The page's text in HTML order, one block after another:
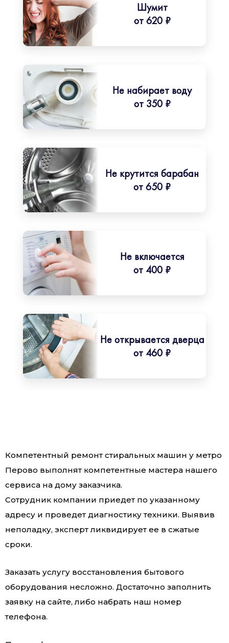
Шумит
от 620 ₽
Не набирает воду
от 350 ₽
Не крутится барабан
от 650 ₽
Не включается
от 400 ₽
Не открывается дверца
от 460 ₽
Компетентный ремонт стиральных машин у метро
Перово выполнят компетентные мастера нашего
сервиса на дому заказчика.
Сотрудник компании приедет по указанному
адресу и проведет диагностику техники. Выявив
неполадку, эксперт ликвидирует ее в сжатые
сроки.
Заказать услугу восстановления бытового
оборудования несложно. Достаточно заполнить
заявку на сайте, либо набрать наш номер
телефона.